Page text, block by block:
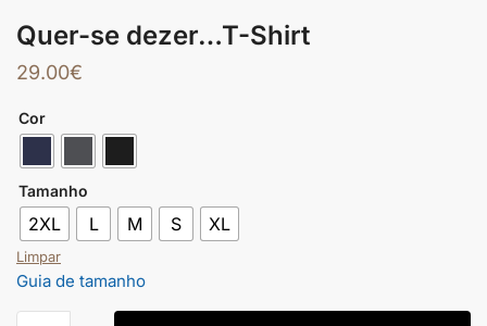
Quer-se dezer…T-Shirt
29.00€
Cor
Tamanho
2XL L M S XL
Limpar
Guia de tamanho